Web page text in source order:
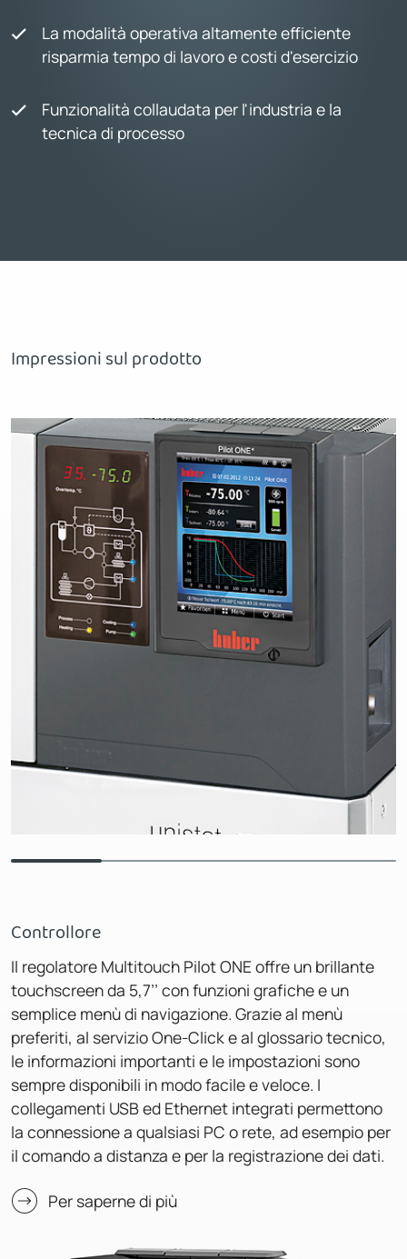
La modalità operativa altamente efficiente
risparmia tempo di lavoro e costi d'esercizio
Funzionalità collaudata per l'industria e la
tecnica di processo
Impressioni sul prodotto
Controllore
Il regolatore Multitouch Pilot ONE offre un brillante
touchscreen da 5,7’’ con funzioni grafiche e un
semplice menù di navigazione. Grazie al menù
preferiti, al servizio One-Click e al glossario tecnico,
le informazioni importanti e le impostazioni sono
sempre disponibili in modo facile e veloce. I
collegamenti USB ed Ethernet integrati permettono
la connessione a qualsiasi PC o rete, ad esempio per
il comando a distanza e per la registrazione dei dati.
Per saperne di più